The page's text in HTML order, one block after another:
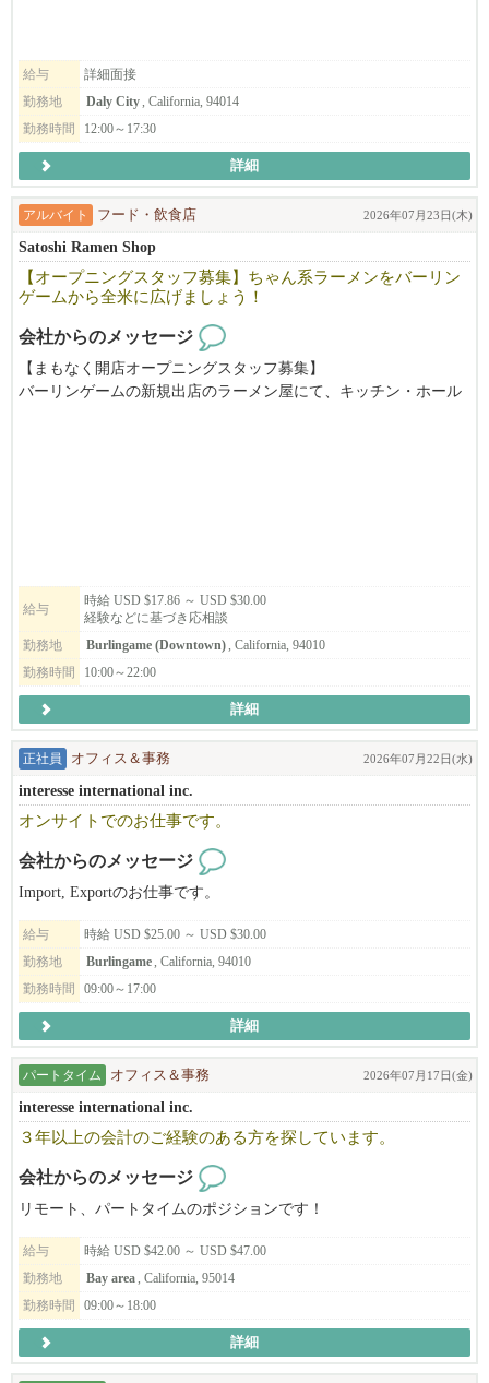
れ、和食を極めた料理人が作った「和ラーメン」としての新ジャ
ンルを確立、ラーメン店がどんどん増えつつある激戦区CAベイエ
リアにおいてもOPEN以来常に地域のトップランキングに座して
順調に走ってまいりました。
２０１６年に米国に進出、サンフランシスコのジャパンタウンで
「ひのでや」の営業開始。その後、現在までにカリフォルニア州
のサンフランシスコで直営４店舗、テキサスのダラスで直営１店
舗を運営し、ロサンゼルスで初の直営店が９月にオープンする人
気ラーメン店。まだまだ成長途中の企業です。目標通り世界5極体
制（北米・中南米・アジア・オセアニア・ヨーロッパ進出を2030
年までに達成）に向けて鋭意躍進を続けていくことも目標として
頑張っています。もちろん、日本や米国内でも展開を進めますの
で、そこを攻め、そして守ってくれる仲間も求めています。
未経験者でも大丈夫です。難しく考えることはありません。特別
な技能も要りません。人が好きで、人を笑顔にする事を仕事にし
たい方、世界で活躍したい方はぜひチームに加わってください！
お待ちしています。
給与
詳細面接
勤務地
Daly City, California, 94014
勤務時間
12:00～17:30
詳細
アルバイト フード・飲食店 2026年07月23日(木)
Satoshi Ramen Shop
【オープニングスタッフ募集】ちゃん系ラーメンをバーリン
ゲームから全米に広げましょう！
会社からのメッセージ
【まもなく開店オープニングスタッフ募集】
バーリンゲームの新規出店のラーメン屋にて、キッチン・ホール
給与
時給 USD $17.86 ～ USD $30.00
経験などに基づき応相談
勤務地
Burlingame (Downtown), California, 94010
勤務時間
10:00～22:00
詳細
正社員 オフィス＆事務 2026年07月22日(水)
interesse international inc.
オンサイトでのお仕事です。
会社からのメッセージ
Import, Exportのお仕事です。
給与
時給 USD $25.00 ～ USD $30.00
勤務地
Burlingame, California, 94010
勤務時間
09:00～17:00
詳細
パートタイム オフィス＆事務 2026年07月17日(金)
interesse international inc.
３年以上の会計のご経験のある方を探しています。
会社からのメッセージ
リモート、パートタイムのポジションです！
給与
時給 USD $42.00 ～ USD $47.00
勤務地
Bay area, California, 95014
勤務時間
09:00～18:00
詳細